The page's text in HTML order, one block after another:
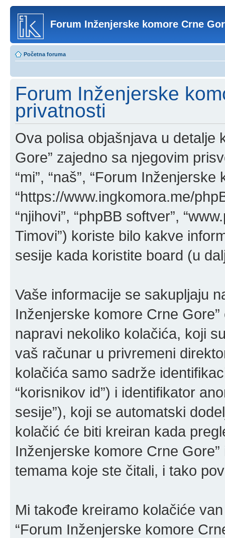
Forum Inženjerske komore Crne
Početna foruma
Forum Inženjerske
privatnosti
Ova polisa objašnjava u detalje
Gore” zajedno sa njegovim
“mi”, “naš”, “Forum
“https://www.ingkomora.me/
“njihovi”, “phpBB softver”,
Timovi”) koriste bilo kakve
sesije kada koristite board (u
Vaše informacije se sakupljaju
Inženjerske komore Crne
napravi nekoliko kolačića, koji
vaš računar u privremeni
kolačića samo sadrže
“korisnikov id”) i identifikator
sesije”), koji se automatski
kolačić će biti kreiran kada
Inženjerske komore Crne
temama koje ste čitali, i tako
Mi takođe kreiramo kolačiće
“Forum Inženjerske komore